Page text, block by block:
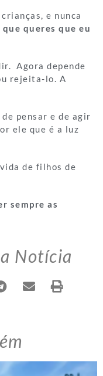
e nunca
que queres que eu
Agora depende
rejeita-lo. A
pensar e de agir
ele que é a luz
de filhos de
sempre as
Notícia